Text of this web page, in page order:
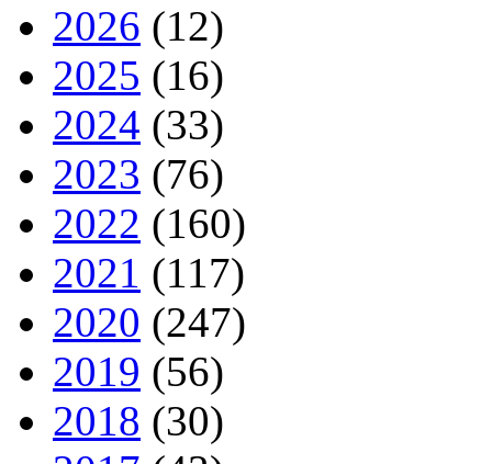
2026 (12)
2025 (16)
2024 (33)
2023 (76)
2022 (160)
2021 (117)
2020 (247)
2019 (56)
2018 (30)